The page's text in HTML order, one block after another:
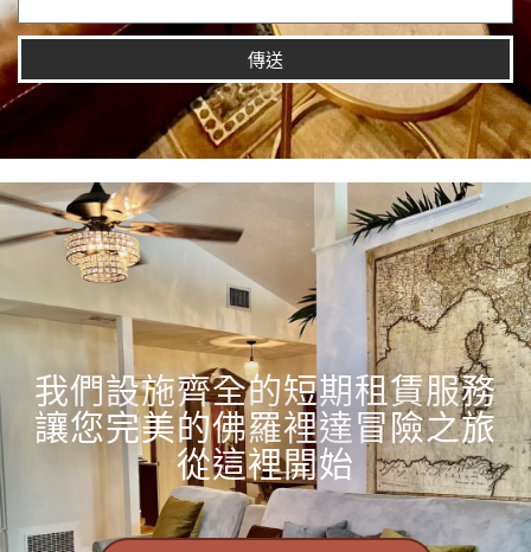
傳送
我們設施齊全的短期租賃服務
讓您完美的佛羅裡達冒險之旅
從這裡開始